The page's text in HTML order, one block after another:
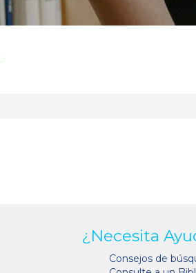
¿Necesita
Consejos de